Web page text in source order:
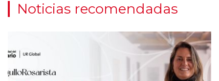
Noticias recomendadas